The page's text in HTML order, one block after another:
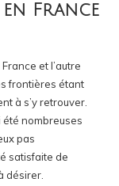
France
et l’autre
frontières étant
à s’y retrouver.
été nombreuses
pas
satisfaite de
désirer.